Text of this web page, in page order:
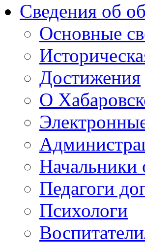
Сведения об
Основные
Достижения
О
Начальники
Педагоги
Психологи